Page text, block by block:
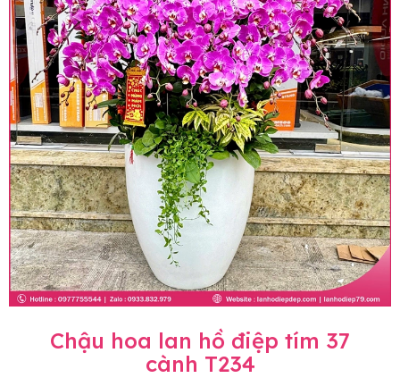
Chậu hoa lan hồ điệp tím 37
cành T234